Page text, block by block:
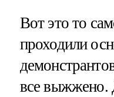
Вот это то
проходили
все выжжено.